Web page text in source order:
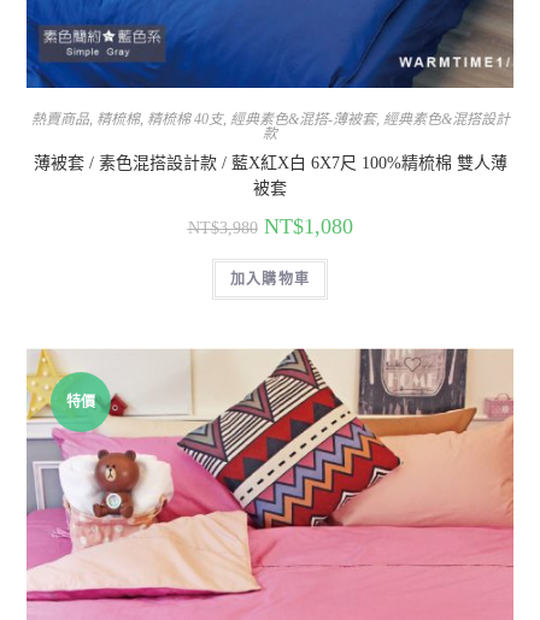
熱賣商品, 精梳棉, 精梳棉 40支, 經典素色&混搭-薄被套, 經典素色&混搭設計
款
薄被套 / 素色混搭設計款 / 藍X紅X白 6X7尺 100%精梳棉 雙人薄
被套
NT$3,980 NT$1,080
加入購物車
特價